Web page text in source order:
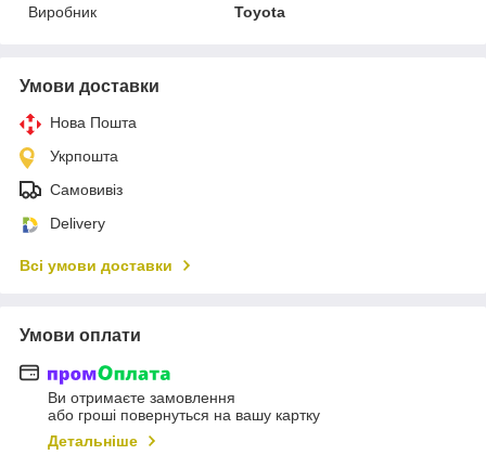
Виробник
Toyota
Умови доставки
Нова Пошта
Укрпошта
Самовивіз
Delivery
Всі умови доставки
Умови оплати
Ви отримаєте замовлення
або гроші повернуться на вашу картку
Детальніше